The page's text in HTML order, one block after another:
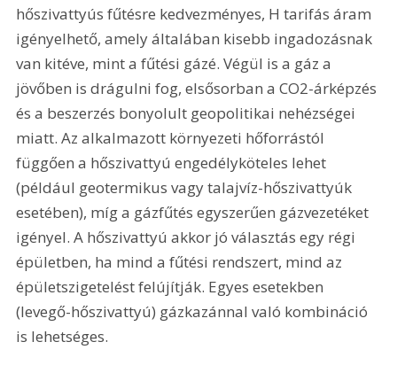
hőszivattyús fűtésre kedvezményes, H tarifás áram
igényelhető, amely általában kisebb ingadozásnak
van kitéve, mint a fűtési gázé. Végül is a gáz a
jövőben is drágulni fog, elsősorban a CO2-árképzés
és a beszerzés bonyolult geopolitikai nehézségei
miatt. Az alkalmazott környezeti hőforrástól
függően a hőszivattyú engedélyköteles lehet
(például geotermikus vagy talajvíz-hőszivattyúk
esetében), míg a gázfűtés egyszerűen gázvezetéket
igényel. A hőszivattyú akkor jó választás egy régi
épületben, ha mind a fűtési rendszert, mind az
épületszigetelést felújítják. Egyes esetekben
(levegő-hőszivattyú) gázkazánnal való kombináció
is lehetséges.